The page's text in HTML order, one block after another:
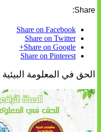
Share:
Share on Facebook
Share on Twitter
Share on Google+
Share on Pinterest
الحق في المعلومة البيئية